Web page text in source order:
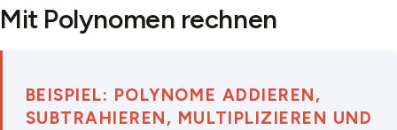
Mit Polynomen rechnen
BEISPIEL: POLYNOME ADDIEREN,
SUBTRAHIEREN, MULTIPLIZIEREN UND